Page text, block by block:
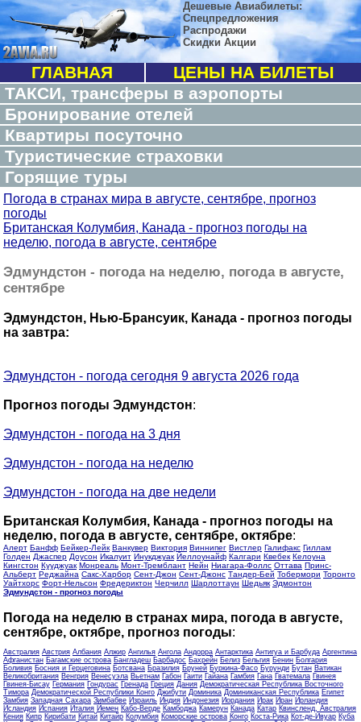
Дешевые Авиабилеты:
Спецпредложения
Распродажи
Скидки Акции
ГЛАВНАЯ
ЦЕНЫ НА БИЛЕТЫ
ТАКСИ, трансферы в аэропорты
Бронирование отелей
Квартиры посуточно
Туристические страховки
Горящие туры
Погода в странах мира в августе, сентябре, прогноз
погоды
Британская Колумбия, Канада - прогноз погоды на
неделю, погода в августе, сентябре
Эдмундстон - погода на неделю, погода в августе,
сентябре
Эдмундстон, Нью-Брансуик, Канада - прогноз погоды
на завтра:
Эдмундстон - погода сегодня 9 августа 2026 года
Прогноз погоды Эдмундстон:
Эдмундстон - погода на 3 дня
Эдмундстон - погода на неделю
Эдмундстон - погода на две недели
Британская Колумбия, Канада - прогноз погоды на
неделю, погода в августе, сентябре, октябре:
Алерт Банфф Бейкер-Лейк Ванкувер Виктория Виннипег Вистлер Галифакс Гиллам
Голден Джаспер Доусон Икалуит Инукджуак Йеллоунайф Калгари Квебек Келоуна
Кингстон Кууджуак Монреаль Монт-Тремблант Нейн Ниагара-Фоллс Оттава Принс-
Альберт Реджайна Сакс-Харбор Сент-Джон Сент-Джонс Тандер-Бей Тобермори Торонто
Уайтхорс Форт-Нельсон Фредериктон Черчилл Шарлоттаун Шедьяк Эдмонтон
Эдмундстон - прогноз погоды
Погода на неделю в странах мира, погода в августе,
сентябре, октябре, прогноз погоды:
Австралия Австрия Албания Алжир Ангилья Ангола Андорра Антарктика Антигуа и Барбуда Аргентина
Афганистан Багамские острова Бангладеш Барбадос Бахрейн Белиз Бельгия Бенин Болгария
Боливия Босния и Герцеговина Ботсвана Бразилия Бруней Буркина-Фасо Бурунди Бутан Ватикан
Великобритания Венгрия Венесуэла Вьетнам Габон Гаити Гайана Гамбия Гана Гватемала Гвинея
Гвинея-Бисау Германия Гондурас Гренада Греция Дания Демократическая Республика Восточного
Тимора Демократической Республики Конго Джибути Доминика Доминиканская Республика Египет
Замбия Западная Сахара Зимбабве Израиль Индия Индонезия Иордания Ирак Иран Ирландия
Исландия Испания Италия Йемен Кабо-Верде Камбоджа Камерун Канада Катар Квинсленд, Австралия
Кения Кипр Кирибати Китай Китайр Колумбия Коморские острова Конго Коста-Рика Кот-де-Ивуар Куба